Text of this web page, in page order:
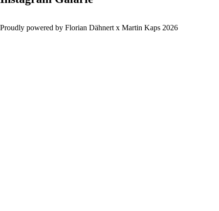
Proudly powered by Florian Dähnert x Martin Kaps 2026